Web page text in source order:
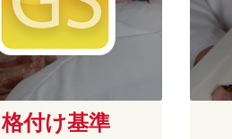
格付け基準